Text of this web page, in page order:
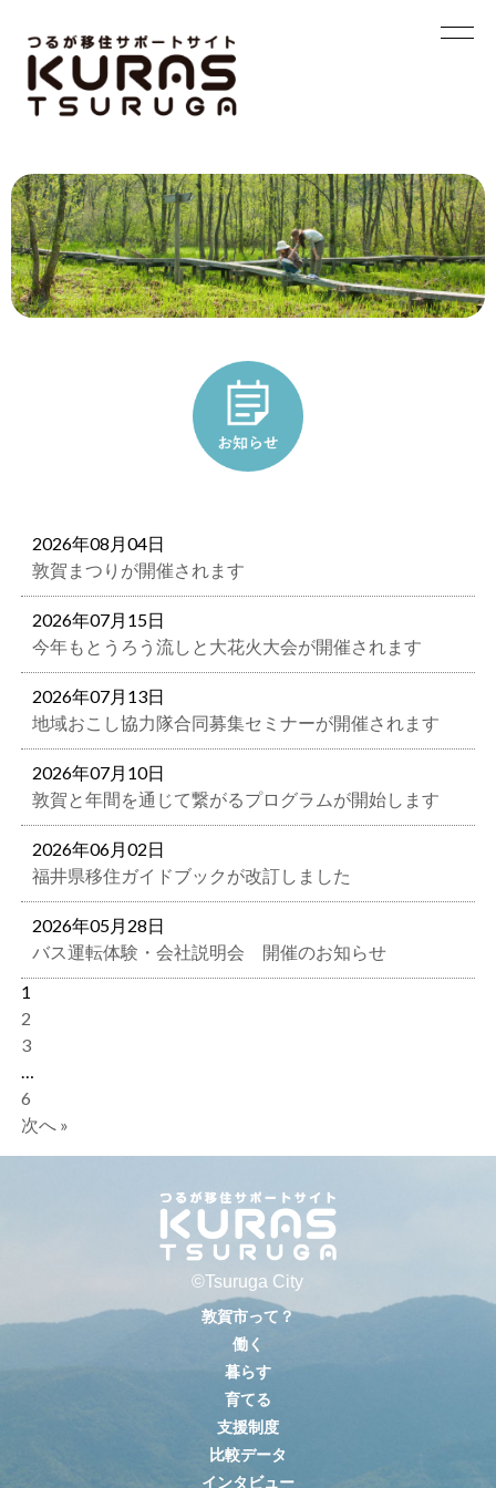
2026年08月04日
敦賀まつりが開催されます
2026年07月15日
今年もとうろう流しと大花火大会が開催されます
2026年07月13日
地域おこし協力隊合同募集セミナーが開催されます
2026年07月10日
敦賀と年間を通じて繋がるプログラムが開始します
2026年06月02日
福井県移住ガイドブックが改訂しました
2026年05月28日
バス運転体験・会社説明会 開催のお知らせ
1
2
3
…
6
次へ »
©Tsuruga City
敦賀市って？
働く
暮らす
育てる
支援制度
比較データ
インタビュー